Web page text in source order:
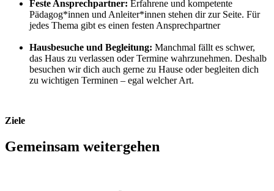
Feste Ansprechpartner: Erfahrene und kompetente
Pädagog*innen und Anleiter*innen stehen dir zur Seite. Für
jedes Thema gibt es einen festen Ansprechpartner
Hausbesuche und Begleitung: Manchmal fällt es schwer,
das Haus zu verlassen oder Termine wahrzunehmen. Deshalb
besuchen wir dich auch gerne zu Hause oder begleiten dich
zu wichtigen Terminen – egal welcher Art.
Ziele
Gemeinsam weitergehen